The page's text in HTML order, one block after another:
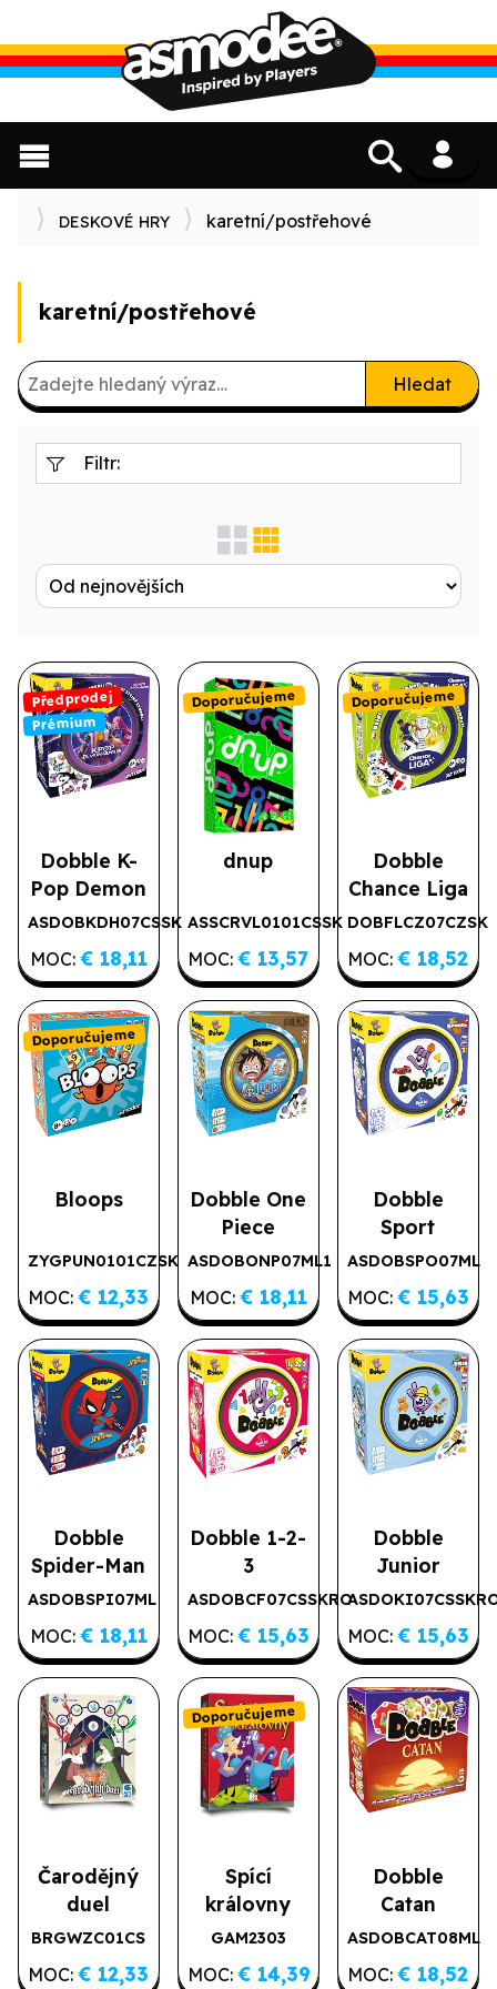
DESKOVÉ HRY karetní/postřehové
karetní/postřehové
Hledat
Filtr:
Zobrazit jen...
Výrobce
Licence
Typové označení
Dobble K-
Pop Demon
Hunters
Předprodej
Prémium
ASDOBKDH07CSSK
Předprodej
Prémium
MOC: € 18,11
dnup
Doporučujeme
ASSCRVL0101CSSK
Doporučujeme
MOC:€ 13,57
Dobble
Chance Liga
Doporučujeme
DOBFLCZ07CZSK
Doporučujeme
MOC:€ 18,52
Bloops
Doporučujeme
ZYGPUN0101CZSK
Doporučujeme
MOC:€ 12,33
Dobble One
Piece
ASDOBONP07ML1
MOC: € 18,11
Dobble
Sport
ASDOBSPO07ML
MOC: € 15,63
Dobble
Spider-Man
ASDOBSPI07ML
MOC: € 18,11
Dobble 1-2-
3
ASDOBCF07CSSKRO
MOC: € 15,63
Dobble
Junior
MOC: € 15,63
Čarodějný
duel
BRGWZC01CS
MOC:€ 12,33
Spící
královny
Doporučujeme
GAM2303
Doporučujeme
MOC: € 14,39
Dobble
Catan
ASDOBCAT08ML
MOC:€ 18,52